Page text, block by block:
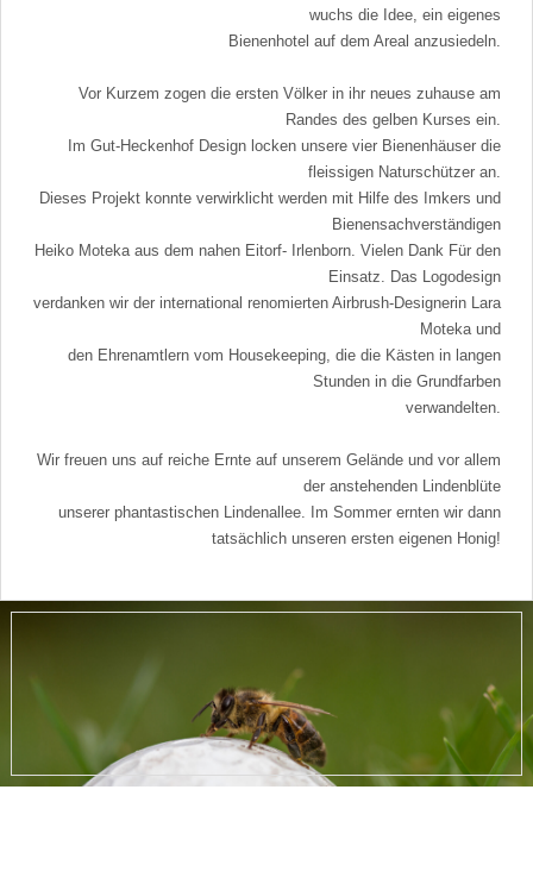
wuchs die Idee, ein eigenes
Bienenhotel auf dem Areal anzusiedeln.
Vor Kurzem zogen die ersten Völker in ihr neues zuhause am
Randes des gelben Kurses ein.
Im Gut-Heckenhof Design locken unsere vier Bienenhäuser die
fleissigen Naturschützer an.
Dieses Projekt konnte verwirklicht werden mit Hilfe des Imkers und
Bienensachverständigen
Heiko Moteka aus dem nahen Eitorf- Irlenborn. Vielen Dank Für den
Einsatz. Das Logodesign
verdanken wir der international renomierten Airbrush-Designerin Lara
Moteka und
den Ehrenamtlern vom Housekeeping, die die Kästen in langen
Stunden in die Grundfarben
verwandelten.
Wir freuen uns auf reiche Ernte auf unserem Gelände und vor allem
der anstehenden Lindenblüte
unserer phantastischen Lindenallee. Im Sommer ernten wir dann
tatsächlich unseren ersten eigenen Honig!